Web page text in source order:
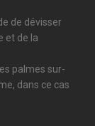
de dévisser
et de la
palmes sur-
dans ce cas